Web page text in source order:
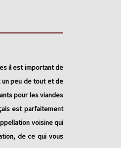
il est important de
un peu de tout et de
pour les viandes
est parfaitement
voisine qui
de ce qui vous